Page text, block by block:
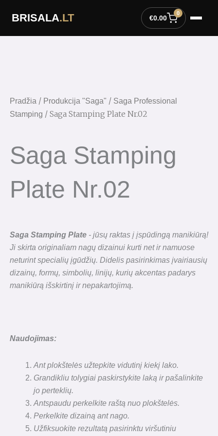
BRISALA.LT €0.00
0
Pradžia / Produkcija "Saga" / Saga Professional
Stamping / Saga Stamping Plate Nr.02
Saga Stamping
Plate Nr.02
Saga Stamping Plate - jūsų raktas į įspūdingą manikiūrą!
Ji skirta originaliam nagų dizainui kurti net ir namuose
neturint specialių įgūdžių. Didelis pasirinkimas įvairiausių
dizainų, formų, simbolių, linijų, kurių akcentas padarys
manikiūrą išskirtinį ir nepakartojimą.
Naudojimas:
Ant plokštelės užtepkite vidutinį kiekį lako.
Grandikliu tolygiai paskirstykite laką ir pašalinkite
jo perteklių.
Antspaudu perkelkite raštą nuo plokštelės.
Perkelkite dizainą ant nago.
Užfiksuokite rezultatą pasirinktu viršutiniu